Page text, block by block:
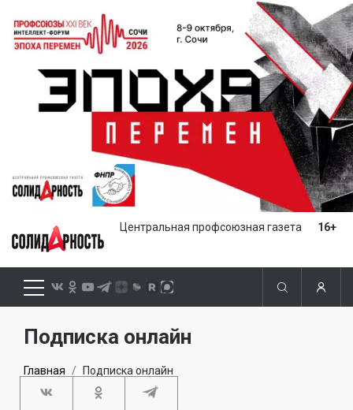
Центральная профсоюзная газета 16+
Подписка онлайн
Главная Подписка онлайн